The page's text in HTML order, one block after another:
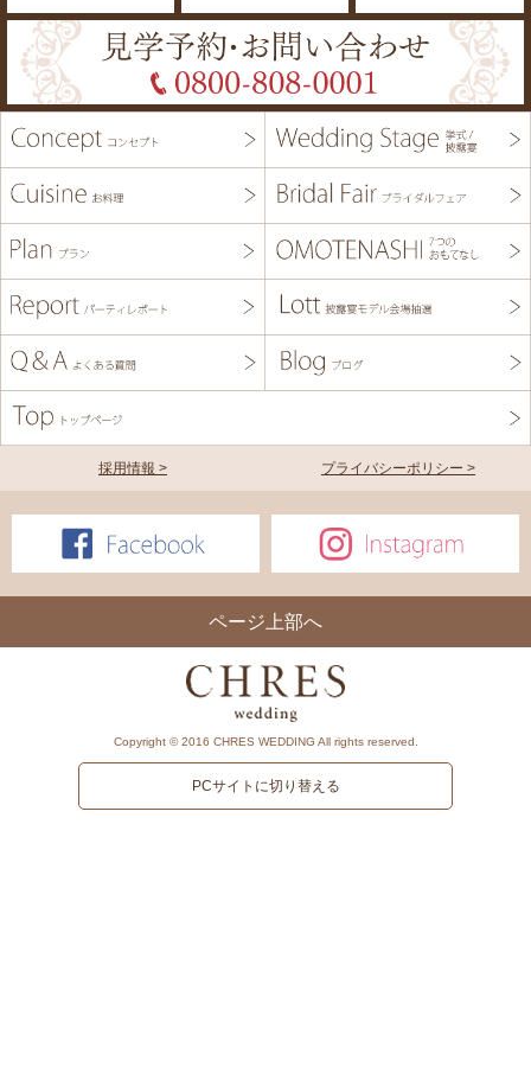
採用情報 > プライバシーポリシー >
ページ上部へ
Copyright © 2016 CHRES WEDDING All rights reserved.
PCサイトに切り替える